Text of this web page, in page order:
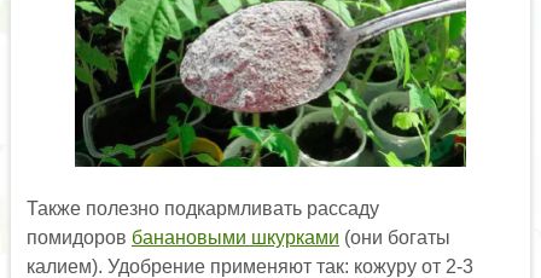
Также полезно подкармливать рассаду
помидоров банановыми шкурками (они богаты
калием). Удобрение применяют так: кожуру от 2-3